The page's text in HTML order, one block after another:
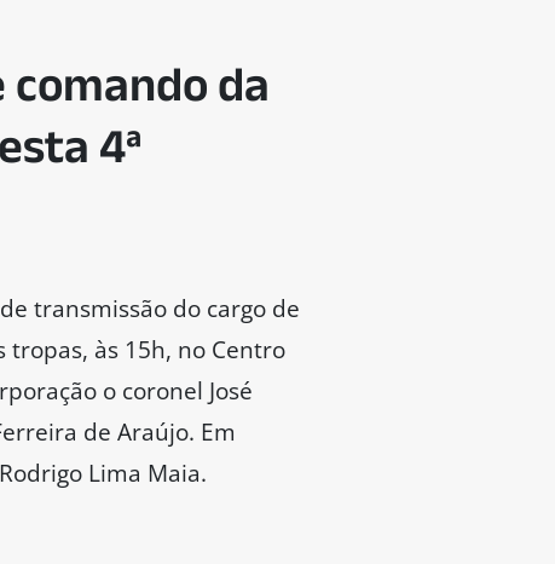
da
4ª
transmissão do cargo de
às 15h, no Centro
o coronel José
de Araújo. Em
Lima Maia.